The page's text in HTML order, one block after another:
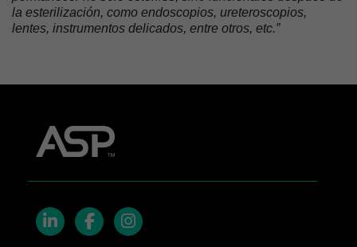
la esterilización, como endoscopios, ureteroscopios,
lentes, instrumentos delicados, entre otros, etc.”